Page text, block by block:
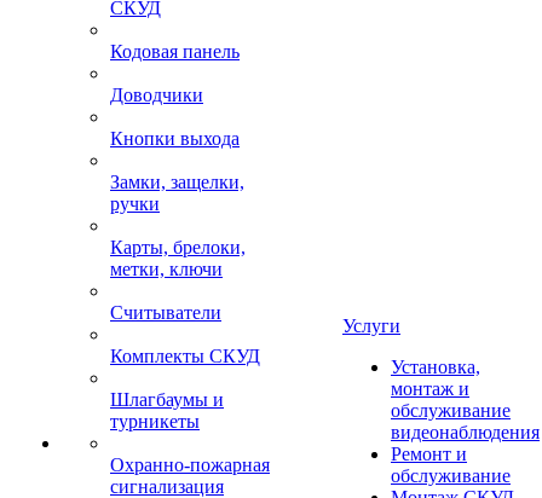
СКУД
Кодовая панель
Доводчики
Кнопки выхода
Замки, защелки,
ручки
Карты, брелоки,
метки, ключи
Считыватели
Комплекты СКУД
Шлагбаумы и
турникеты
Охранно-пожарная
сигнализация
Услуги
Установка,
монтаж и
обслуживание
видеонаблюдения
Ремонт и
обслуживание